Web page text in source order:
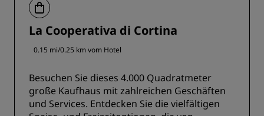
La Cooperativa di Cortina
0.15 mi/0.25 km vom Hotel
Besuchen Sie dieses 4.000 Quadratmeter
große Kaufhaus mit zahlreichen Geschäften
und Services. Entdecken Sie die vielfältigen